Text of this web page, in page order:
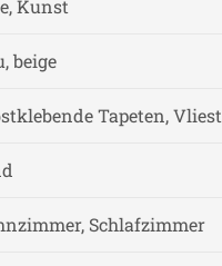
Kunst
beige
Tapeten,
Schlafzimmer